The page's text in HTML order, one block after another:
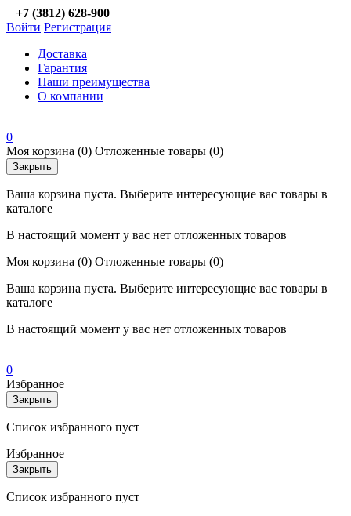
+7 (3812) 628-900
Войти Регистрация
Доставка
Гарантия
Наши преимущества
О компании
0
Моя корзина (0) Отложенные товары (0)
Закрыть
Ваша корзина пуста. Выберите интересующие вас товары в
каталоге
В настоящий момент у вас нет отложенных товаров
Моя корзина (0) Отложенные товары (0)
Ваша корзина пуста. Выберите интересующие вас товары в
каталоге
В настоящий момент у вас нет отложенных товаров
0
Избранное
Закрыть
Список избранного пуст
Избранное
Закрыть
Список избранного пуст